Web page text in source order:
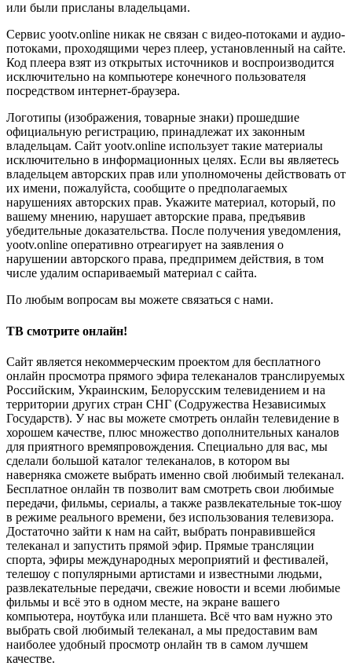
или были присланы владельцами.
Сервис yootv.online никак не связан с видео-потоками и аудио-
потоками, проходящими через плеер, установленный на сайте.
Код плеера взят из открытых источников и воспроизводится
исключительно на компьютере конечного пользователя
посредством интернет-браузера.
Логотипы (изображения, товарные знаки) прошедшие
официальную регистрацию, принадлежат их законным
владельцам. Сайт yootv.online использует такие материалы
исключительно в информационных целях. Если вы являетесь
владельцем авторских прав или уполномочены действовать от
их имени, пожалуйста, сообщите о предполагаемых
нарушениях авторских прав. Укажите материал, который, по
вашему мнению, нарушает авторские права, предъявив
убедительные доказательства. После получения уведомления,
yootv.online оперативно отреагирует на заявления о
нарушении авторского права, предпримем действия, в том
числе удалим оспариваемый материал с сайта.
По любым вопросам вы можете связаться с нами.
ТВ смотрите онлайн!
Сайт является некоммерческим проектом для бесплатного
онлайн просмотра прямого эфира телеканалов транслируемых
Российским, Украинским, Белорусским телевидением и на
территории других стран СНГ (Содружества Независимых
Государств). У нас вы можете смотреть онлайн телевидение в
хорошем качестве, плюс множество дополнительных каналов
для приятного времяпровождения. Специально для вас, мы
сделали большой каталог телеканалов, в котором вы
наверняка сможете выбрать именно свой любимый телеканал.
Бесплатное онлайн тв позволит вам смотреть свои любимые
передачи, фильмы, сериалы, а также развлекательные ток-шоу
в режиме реального времени, без использования телевизора.
Достаточно зайти к нам на сайт, выбрать понравившейся
телеканал и запустить прямой эфир. Прямые трансляции
спорта, эфиры международных мероприятий и фестивалей,
телешоу с популярными артистами и известными людьми,
развлекательные передачи, свежие новости и всеми любимые
фильмы и всё это в одном месте, на экране вашего
компьютера, ноутбука или планшета. Всё что вам нужно это
выбрать свой любимый телеканал, а мы предоставим вам
наиболее удобный просмотр онлайн тв в самом лучшем
качестве.